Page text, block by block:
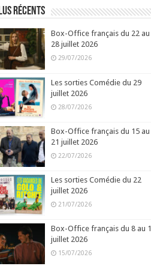
récents
Box-Office français du 22 au
28 juillet 2026
29/07/2026
Les sorties Comédie du 29
juillet 2026
28/07/2026
Box-Office français du 15 au
21 juillet 2026
22/07/2026
Les sorties Comédie du 22
juillet 2026
21/07/2026
Box-Office français du 8 au
juillet 2026
15/07/2026